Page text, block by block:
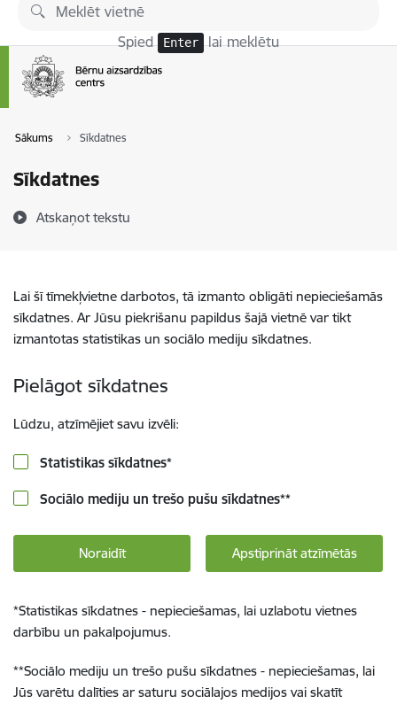
Pāriet uz lapas saturu
Spied Enter lai meklētu
Sākums Sīkdatnes
Sīkdatnes
Atskaņot tekstu
Lai šī tīmekļvietne darbotos, tā izmanto obligāti nepieciešamās
sīkdatnes. Ar Jūsu piekrišanu papildus šajā vietnē var tikt
izmantotas statistikas un sociālo mediju sīkdatnes.
Pielāgot sīkdatnes
Lūdzu, atzīmējiet savu izvēli:
Statistikas sīkdatnes*
Sociālo mediju un trešo pušu sīkdatnes**
Noraidīt Apstiprināt atzīmētās
*Statistikas sīkdatnes - nepieciešamas, lai uzlabotu vietnes
darbību un pakalpojumus.
**Sociālo mediju un trešo pušu sīkdatnes - nepieciešamas, lai
Jūs varētu dalīties ar saturu sociālajos medijos vai skatīt